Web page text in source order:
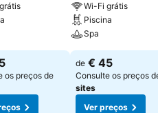
os preços de
Wi-Fi grátis
Piscina
Spa
de € 45
Consulte os preços
sites
Ver preços